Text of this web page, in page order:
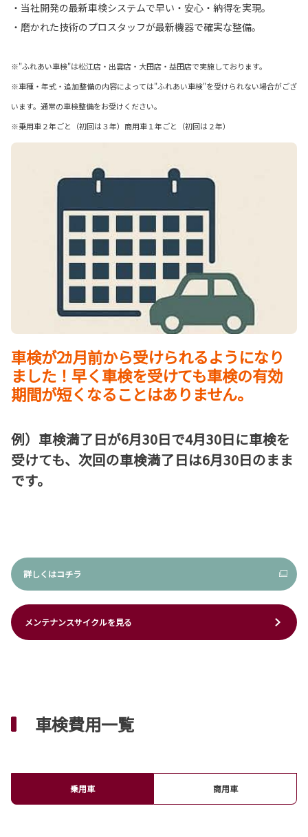
・当社開発の最新車検システムで早い・安心・納得を実現。
・磨かれた技術のプロスタッフが最新機器で確実な整備。
※"ふれあい車検"は松江店・出雲店・大田店・益田店で実施しております。
※車種・年式・追加整備の内容によっては"ふれあい車検"を受けられない場合がござ
います。通常の車検整備をお受けください。
※乗用車２年ごと（初回は３年）商用車１年ごと（初回は２年）
車検が2ｶ月前から受けられるようになり
ました！早く車検を受けても車検の有効
期間が短くなることはありません。
例）車検満了日が6月30日で4月30日に車検を
受けても、次回の車検満了日は6月30日のまま
です。
詳しくはコチラ
メンテナンスサイクルを見る
車検費用一覧
乗用車 商用車